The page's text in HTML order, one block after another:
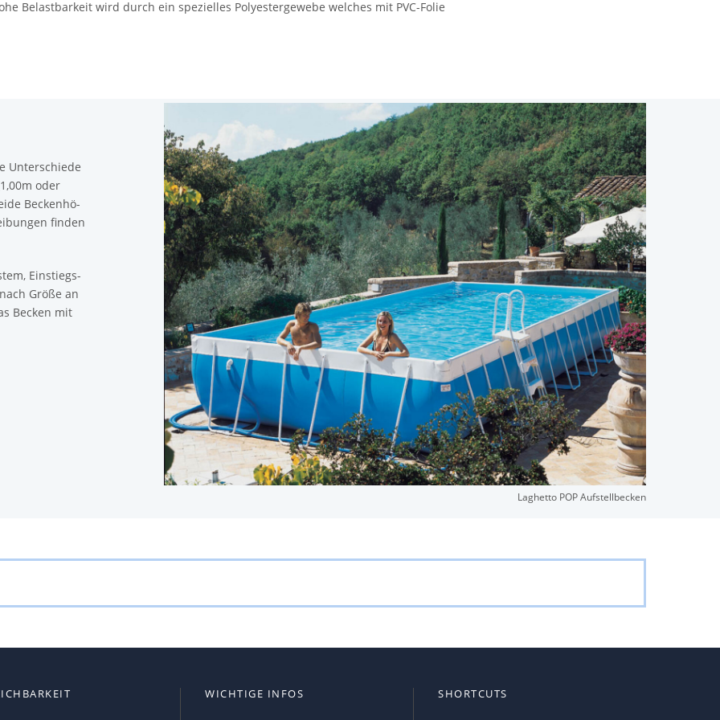
Be­last­bar­keit wird durch ein spe­zi­el­les Po­ly­es­ter­ge­we­be wel­ches mit PVC-Fo­lie
Un­ter­schie­de
oder
Be­cken­hö­
fin­den
Ein­stiegs­
Größe an
Be­cken mit
Laghetto POP Aufstellbecken
WICHTIGE INFOS SHORTCUTS